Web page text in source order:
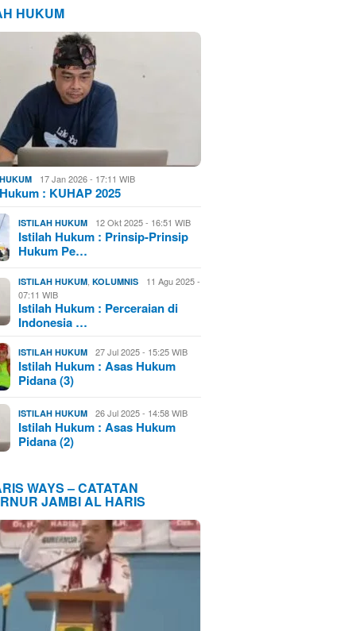
HUKUM
17 Jan 2026 - 17:11 WIB
: KUHAP 2025
ISTILAH HUKUM 12 Okt 2025 - 16:51 WIB
Istilah Hukum : Prinsip-Prinsip
Hukum Pe…
ISTILAH HUKUM ,KOLUMNIS
11 Agu 2025 -
07:11 WIB
Istilah Hukum : Perceraian di
Indonesia …
ISTILAH HUKUM 27 Jul 2025 - 15:25 WIB
Istilah Hukum : Asas Hukum
Pidana (3)
ISTILAH HUKUM 26 Jul 2025 - 14:58 WIB
Istilah Hukum : Asas Hukum
Pidana (2)
WAYS – CATATAN
JAMBI AL HARIS